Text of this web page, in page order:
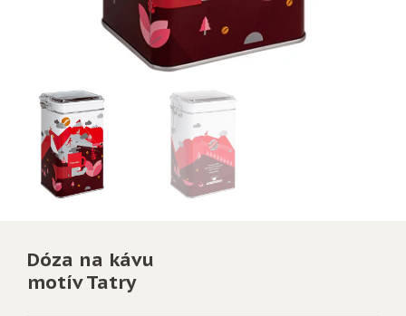
Dóza na kávu
motív Tatry